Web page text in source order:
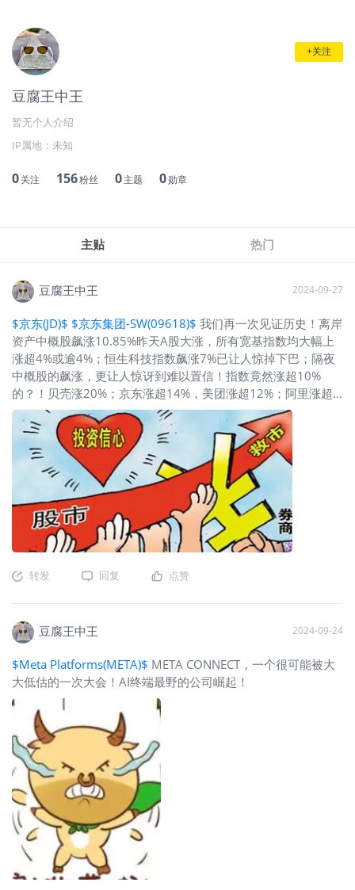
+关注
豆腐王中王
暂无个人介绍
IP属地： 未知
0关注 156粉丝 0主题 0勋章
主贴 热门
豆腐王中王 2024-09-27
$京东(JD)$ $京东集团-SW(09618)$ 我们再一次见证历史！离岸
资产中概股飙涨10.85%昨天A股大涨，所有宽基指数均大幅上
涨超4%或逾4%；恒生科技指数飙涨7%已让人惊掉下巴；隔夜
中概股的飙涨，更让人惊讶到难以置信！指数竟然涨超10%
的？！贝壳涨20%；京东涨超14%，美团涨超12%；阿里涨超
10%，拼多多涨超13%，腾讯涨超9%；只有四个字，难以置
信。
转发 回复 点赞
豆腐王中王 2024-09-24
$Meta Platforms(META)$ META CONNECT，一个很可能被大
大低估的一次大会！AI终端最野的公司崛起！